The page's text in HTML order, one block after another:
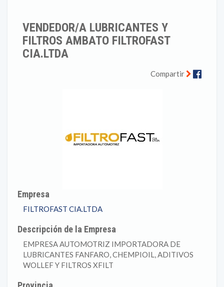
VENDEDOR/A LUBRICANTES Y
FILTROS AMBATO FILTROFAST
CIA.LTDA
Compartir
Empresa
FILTROFAST CIA.LTDA
Descripción de la Empresa
EMPRESA AUTOMOTRIZ IMPORTADORA DE
LUBRICANTES FANFARO, CHEMPIOIL, ADITIVOS
WOLLEF Y FILTROS XFILT